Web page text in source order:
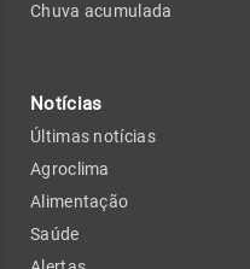
Chuva acumulada
Notícias
Últimas notícias
Agroclima
Alimentação
Saúde